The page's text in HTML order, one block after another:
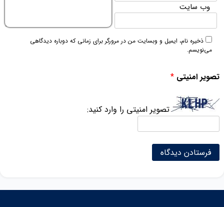
وب‌ سایت
ذخیره نام، ایمیل و وبسایت من در مرورگر برای زمانی که دوباره دیدگاهی
می‌نویسم.
تصویر امنیتی *
تصویر امنیتی را وارد کنید: